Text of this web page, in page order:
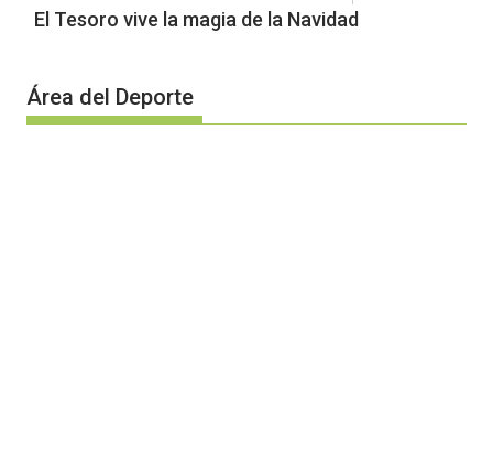
El Tesoro vive la magia de la Navidad
Área del Deporte